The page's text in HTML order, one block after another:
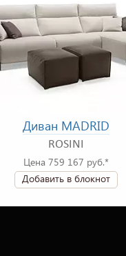
Диван MADRID
ROSINI
Цена 759 167 руб.*
Добавить в блокнот